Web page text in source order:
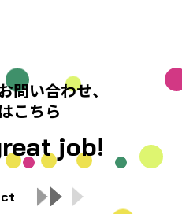
問い合わせ、
こちら
job!